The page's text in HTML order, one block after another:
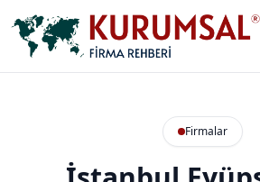
Firmalar